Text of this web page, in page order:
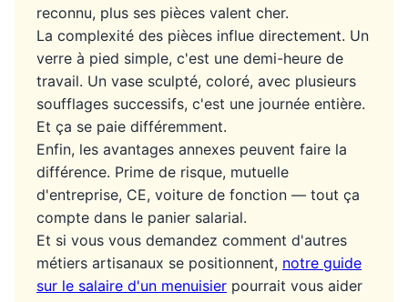
reconnu, plus ses pièces valent cher.
La complexité des pièces influe directement. Un
verre à pied simple, c'est une demi-heure de
travail. Un vase sculpté, coloré, avec plusieurs
soufflages successifs, c'est une journée entière.
Et ça se paie différemment.
Enfin, les avantages annexes peuvent faire la
différence. Prime de risque, mutuelle
d'entreprise, CE, voiture de fonction — tout ça
compte dans le panier salarial.
Et si vous vous demandez comment d'autres
métiers artisanaux se positionnent, notre guide
sur le salaire d'un menuisier pourrait vous aider